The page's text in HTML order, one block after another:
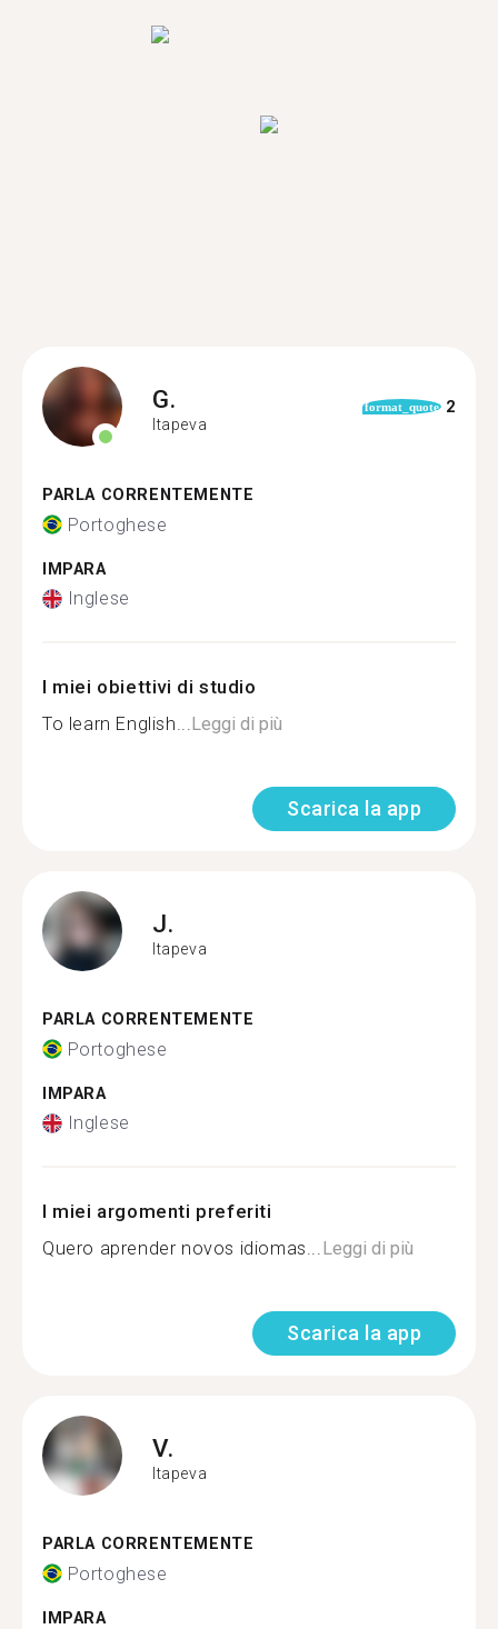
G.
Itapeva
format_quote 2
PARLA CORRENTEMENTE
Portoghese
IMPARA
Inglese
I miei obiettivi di studio
To learn English...Leggi di più
Scarica la app
J.
Itapeva
PARLA CORRENTEMENTE
Portoghese
IMPARA
Inglese
I miei argomenti preferiti
Quero aprender novos idiomas...Leggi di più
Scarica la app
V.
Itapeva
PARLA CORRENTEMENTE
Portoghese
IMPARA